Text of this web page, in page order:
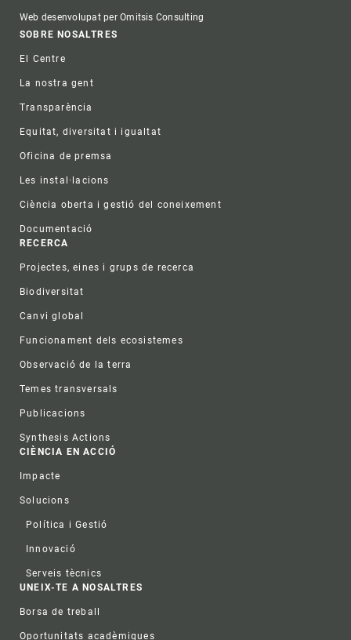
Web desenvolupat per Omitsis Consulting
Footer
SOBRE NOSALTRES
El Centre
La nostra gent
Transparència
Equitat, diversitat i igualtat
Oficina de premsa
Les instal·lacions
Ciència oberta i gestió del coneixement
Documentació
RECERCA
Projectes, eines i grups de recerca
Biodiversitat
Canvi global
Funcionament dels ecosistemes
Observació de la terra
Temes transversals
Publicacions
Synthesis Actions
CIÈNCIA EN ACCIÓ
Impacte
Solucions
Política i Gestió
Innovació
Serveis tècnics
UNEIX-TE A NOSALTRES
Borsa de treball
Oportunitats acadèmiques